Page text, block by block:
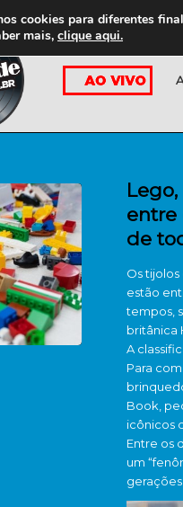
entre
de
Os
estão
tempos,
britânica
A
Para
Book,
icônicos
Entre os
um
gerações
cookies para diferentes
mais, clique aqui.